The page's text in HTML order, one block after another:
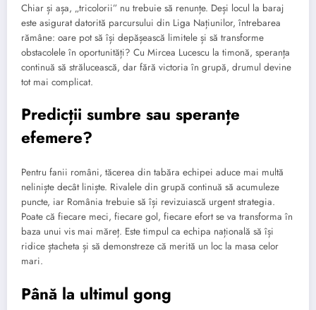
Chiar și așa, „tricolorii” nu trebuie să renunțe. Deși locul la baraj
este asigurat datorită parcursului din Liga Națiunilor, întrebarea
rămâne: oare pot să își depășească limitele și să transforme
obstacolele în oportunități? Cu Mircea Lucescu la timonă, speranța
continuă să strălucească, dar fără victoria în grupă, drumul devine
tot mai complicat.
Predicții sumbre sau speranțe
efemere?
Pentru fanii români, tăcerea din tabăra echipei aduce mai multă
neliniște decât liniște. Rivalele din grupă continuă să acumuleze
puncte, iar România trebuie să își revizuiască urgent strategia.
Poate că fiecare meci, fiecare gol, fiecare efort se va transforma în
baza unui vis mai măreț. Este timpul ca echipa națională să își
ridice ștacheta și să demonstreze că merită un loc la masa celor
mari.
Până la ultimul gong